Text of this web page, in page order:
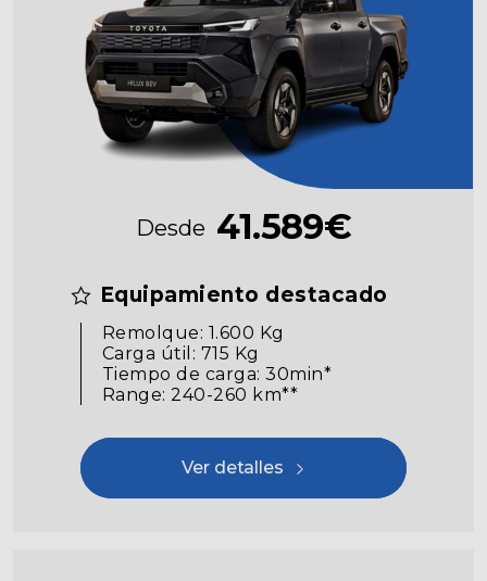
Desde 41.589€
Equipamiento destacado
Remolque: 1.600 Kg
Carga útil: 715 Kg
Tiempo de carga: 30min*
Range: 240-260 km**
Ver detalles